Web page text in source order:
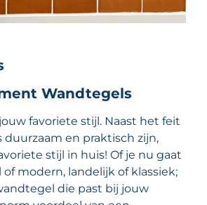
Wandtegels
favoriete stijl. Naast het feit
en praktisch zijn,
stijl in huis! Of je nu gaat
modern, landelijk of klassiek;
die past bij jouw